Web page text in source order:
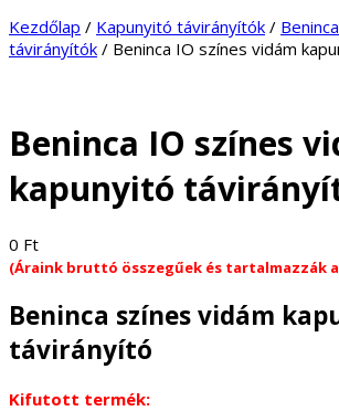
Kezdőlap / Kapunyitó távirányítók /
távirányítók / Beninca IO színes vidám
Beninca IO színes
kapunyitó
0 Ft
(Áraink bruttó összegűek és tartalmazzák a
Beninca színes vidám
távirányító
Kifutott termék: